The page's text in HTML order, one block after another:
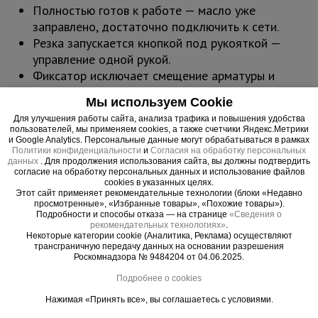
Полностью готов к работе — масло уже
заправлено, достаточно подключить к сети.
Резка запускается кнопкой под рукояткой —
управление одной рукой.
Фиксатор исключает смещение арматуры и
повышает безопасность.
Гидравлический привод обеспечивает
стабильный ход — резка одного прутка
занимает около 5–5,5 секунд.
В комплект входит набор инструментов для
обслуживания и запас масла.
TeaM RC-25 — оптимальный выбор для тех, кто
ценит надёжность, безопасность и удобство в
повседневной работе на стройке.
Важные преимущества –
Мы используем Cookie
Для улучшения работы сайта, анализа трафика и повышения удобства
пользователей, мы применяем cookies, а также счетчики Яндекс.Метрики
и Google Analytics. Персональные данные могут обрабатываться в рамках
Политики конфиденциальности и Согласия на обработку персональных
данных . Для продолжения использования сайта, вы должны подтвердить
согласие на обработку персональных данных и использование файлов
cookies в указанных целях.
Этот сайт применяет рекомендательные технологии (блоки «Недавно
просмотренные», «Избранные товары», «Похожие товары»).
Подробности и способы отказа — на странице «Сведения о
рекомендательных технологиях».
Некоторые категории cookie (Аналитика, Реклама) осуществляют
трансграничную передачу данных на основании разрешения
Роскомнадзора № 9484204 от 04.06.2025.
Подробнее о cookies
Нажимая «Принять все», вы соглашаетесь с условиями.